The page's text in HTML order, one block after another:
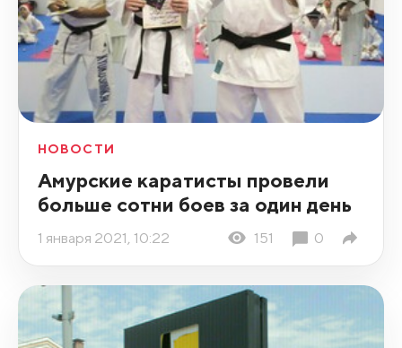
НОВОСТИ
Амурские каратисты провели
больше сотни боев за один день
1 января 2021, 10:22 151 0